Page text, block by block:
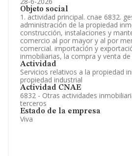
Objeto social
1. actividad principal. cnae 6832.
administración de la propiedad
construcción, instalaciones y
comercio al por mayor y al por
comercial. importación y
inmobiliarias, la compra y venta
Actividad
Servicios relativos a la propiedad
propiedad industrial
Actividad CNAE
6832 - Otras actividades
terceros
Estado de la empresa
Viva